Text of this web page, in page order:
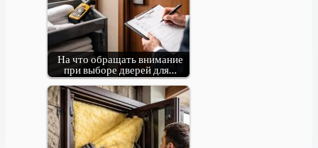
На что обращать внимание
при выборе дверей для…